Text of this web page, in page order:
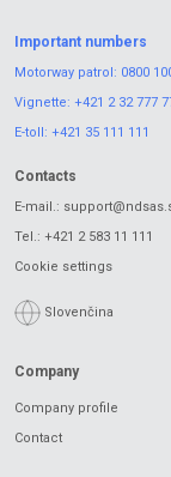
Important numbers
Motorway patrol: 0800
Vignette: +421 2 32 777
E-toll: +421 35 111 111
Contacts
E-mail.:
Tel.: +421 2 583 11 111
Cookie settings
Slovenčina
Company
Company profile
Contact